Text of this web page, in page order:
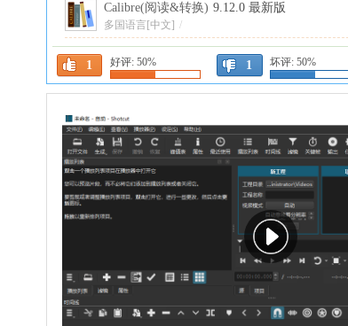
1 好评: 50% 1 坏评: 50%
Calibre(阅读&转换) 9.12.0 最新版
多国语言[中文] /
闪豆视频下载器2026最新版 2026.07.29 最新
版
中文 /
中文版
谷歌浏览器增强版(Google
151.0.7922.72 电脑版
FastStone Capture绿色版(屏幕截图) 11.3最新
Subtitle Edit便携版(开源字幕编辑器) 5.1.0 电